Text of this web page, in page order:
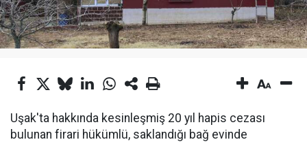
Uşak'ta hakkında kesinleşmiş 20 yıl hapis cezası
bulunan firari hükümlü, saklandığı bağ evinde